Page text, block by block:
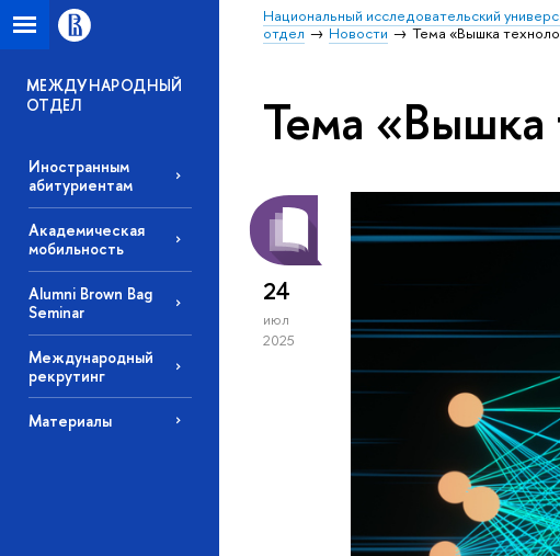
Национальный исследовательский
отдел
Новости Тема «Вышка
МЕЖДУНАРОДНЫЙ
ОТДЕЛ
Иностранным
абитуриентам
Академическая
мобильность
Alumni Brown Bag
Seminar
Международный
рекрутинг
Материалы
Тема «Вышка
24
июл
2025